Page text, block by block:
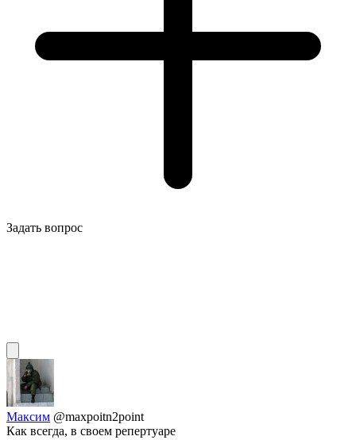
Задать вопрос
Максим @maxpoitn2point
Как всегда, в своем репертуаре